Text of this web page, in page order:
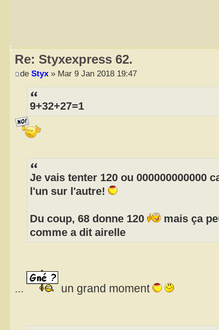
Re: Styxexpress 62.
de Styx » Mar 9 Jan 2018 19:47
9+32+27=1
Je vais tenter 120 ou 000000000000
l'un sur l'autre!
Du coup, 68 donne 120
mais ça
comme a dit airelle
... un grand moment